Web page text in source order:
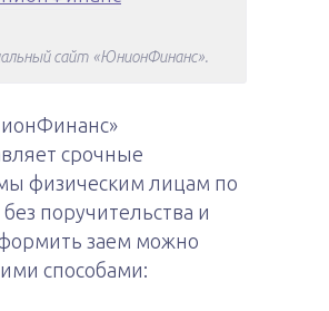
сайт «ЮнионФинанс».
срочные
физическим лицам по
поручительства и
заем можно
способами: